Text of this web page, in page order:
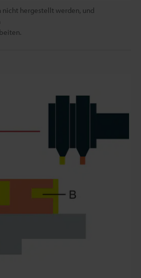
nicht hergestellt werden, und